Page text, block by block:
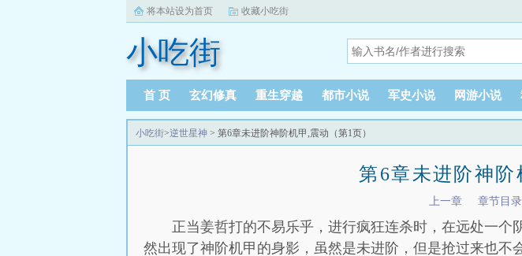
将本站设为首页 收藏小吃街
小吃街
首 页 玄幻修真 重生穿越 都市小说 军史小说 网游小说
小吃街>逆世星神 > 第6章未进阶神阶机甲,震动（第1页）
第6章未进阶神阶
上一章 章节目录
正当姜哲打的不易乐乎，进行疯狂连杀时，在远处一
然出现了神阶机甲的身影，虽然是未进阶，但是抢过来也